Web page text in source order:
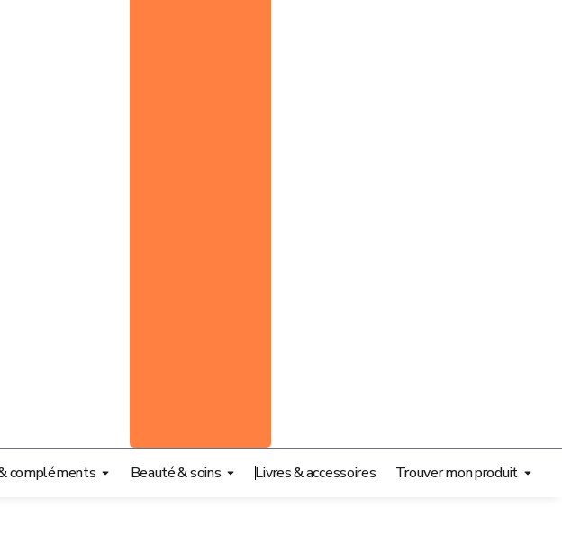
compléments Beauté & soins Livres & accessoires Trouver mon produit